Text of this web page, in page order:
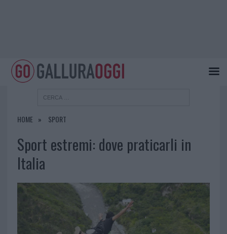
HOME SPORT
Sport estremi: dove praticarli in
Italia